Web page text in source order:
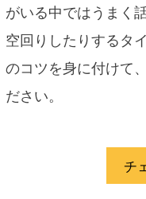
がいる中ではうまく
空回りしたりするタ
のコツを身に付けて
ださい。
チ